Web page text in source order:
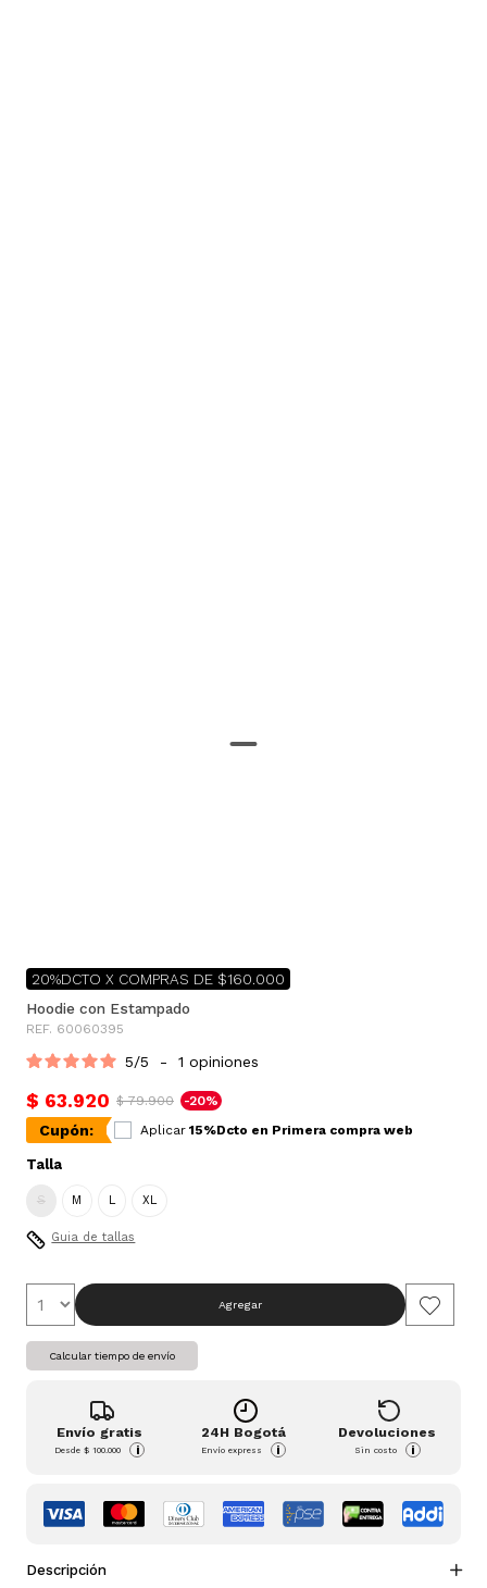
20%DCTO X COMPRAS DE $160.000
Hoodie con Estampado
REF. 60060395
5/5 - 1 opiniones
$ 63.920 $ 79.900 -20%
Cupón: Aplicar 15%Dcto en Primera compra web
Talla
S M L XL
Guia de tallas
Agregar
Calcular tiempo de envío
Envío gratis
Desde$ 100.000 i
24H Bogotá
Envío express i
Devoluciones
Sin costo i
Descripción